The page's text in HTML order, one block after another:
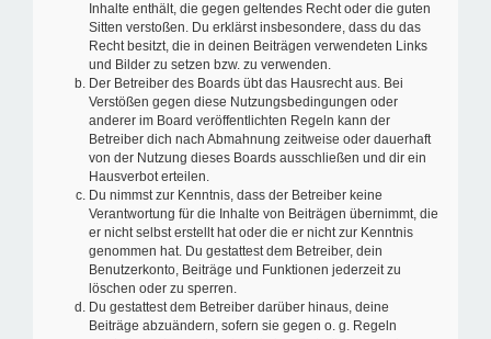
Inhalte enthält, die gegen geltendes Recht oder die guten
Sitten verstoßen. Du erklärst insbesondere, dass du das
Recht besitzt, die in deinen Beiträgen verwendeten Links
und Bilder zu setzen bzw. zu verwenden.
Der Betreiber des Boards übt das Hausrecht aus. Bei
Verstößen gegen diese Nutzungsbedingungen oder
anderer im Board veröffentlichten Regeln kann der
Betreiber dich nach Abmahnung zeitweise oder dauerhaft
von der Nutzung dieses Boards ausschließen und dir ein
Hausverbot erteilen.
Du nimmst zur Kenntnis, dass der Betreiber keine
Verantwortung für die Inhalte von Beiträgen übernimmt, die
er nicht selbst erstellt hat oder die er nicht zur Kenntnis
genommen hat. Du gestattest dem Betreiber, dein
Benutzerkonto, Beiträge und Funktionen jederzeit zu
löschen oder zu sperren.
Du gestattest dem Betreiber darüber hinaus, deine
Beiträge abzuändern, sofern sie gegen o. g. Regeln